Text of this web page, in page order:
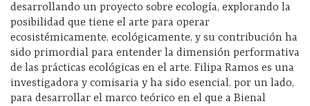
desarrollando un proyecto sobre ecología, explorando la
posibilidad que tiene el arte para operar
ecosistémicamente, ecológicamente, y su contribución ha
sido primordial para entender la dimensión performativa
de las prácticas ecológicas en el arte. Filipa Ramos es una
investigadora y comisaria y ha sido esencial, por un lado,
para desarrollar el marco teórico en el que a Bienal